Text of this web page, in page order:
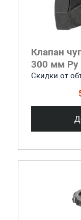
Клапан
300 мм
Скидки от